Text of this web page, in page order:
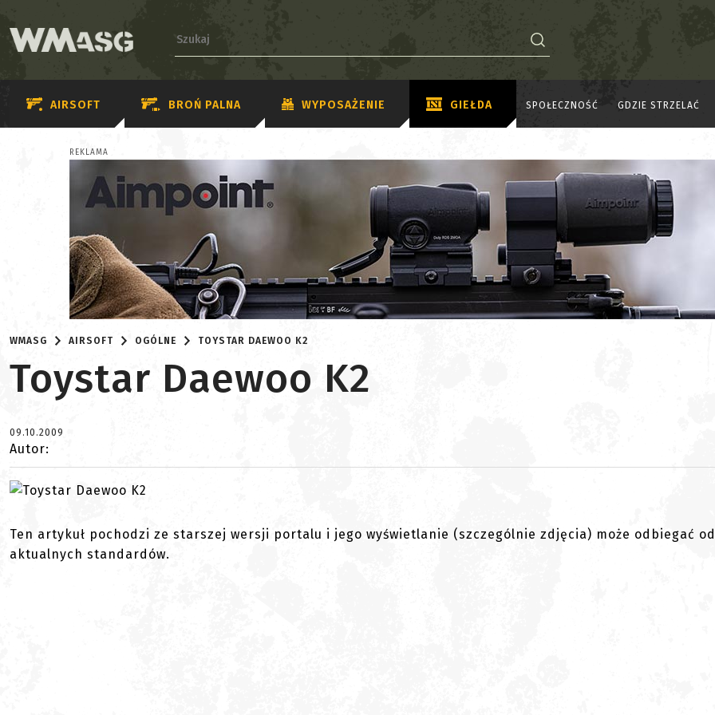
AIRSOFT BROŃ PALNA WYPOSAŻENIE GIEŁDA SPOŁECZNOŚĆ GDZIE STRZELAĆ
REKLAMA
WMASG AIRSOFT OGÓLNE TOYSTAR DAEWOO K2
Toystar Daewoo K2
09.10.2009
Autor:
Ten artykuł pochodzi ze starszej wersji portalu i jego wyświetlanie (szczególnie zdjęcia) może odbiegać od
aktualnych standardów.